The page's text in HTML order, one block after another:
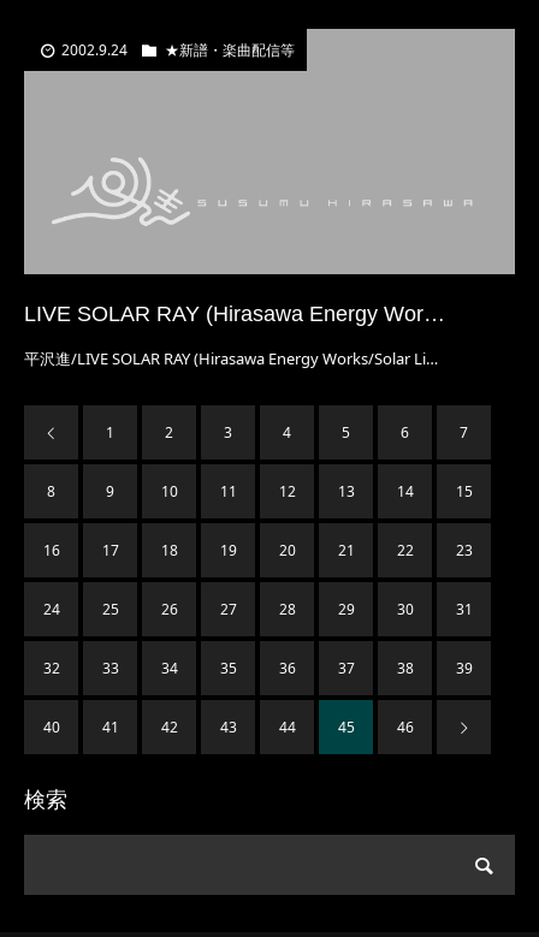
2002.9.24 ★新譜・楽曲配信等
LIVE SOLAR RAY (Hirasawa Energy Wor…
平沢進/LIVE SOLAR RAY (Hirasawa Energy Works/Solar Li…
1 2 3 4 5 6 7
8 9 10 11 12 13 14 15
16 17 18 19 20 21 22 23
24 25 26 27 28 29 30 31
32 33 34 35 36 37 38 39
40 41 42 43 44 45 46
検索